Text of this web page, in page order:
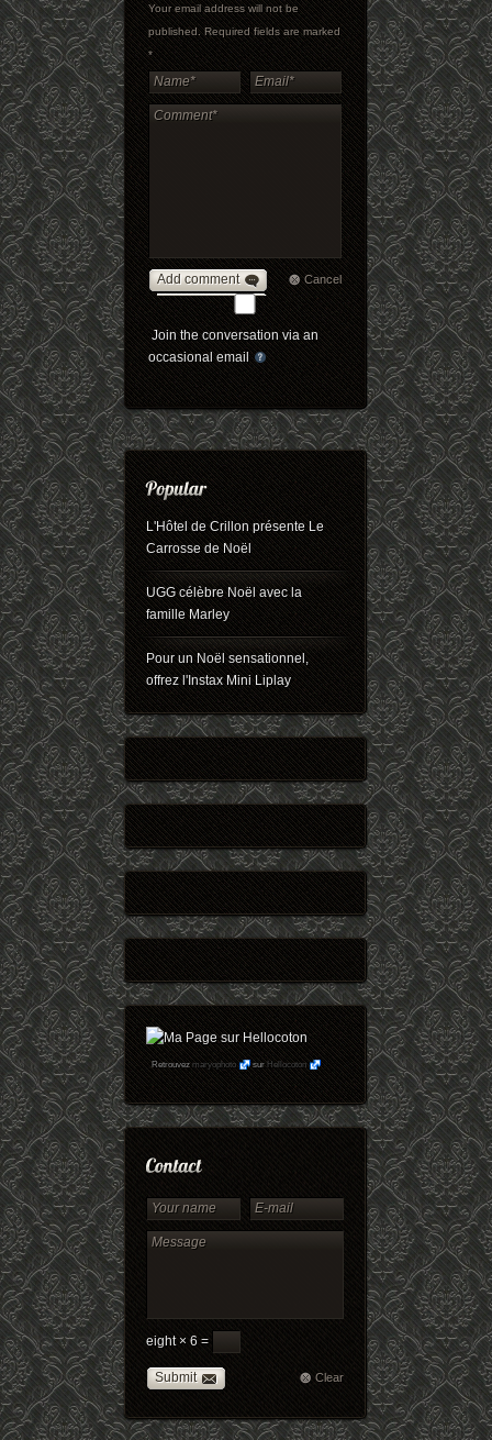
Your email address will not be
published. Required fields are marked
*
Add comment Cancel
Join the conversation via an
occasional email
L'Hôtel de Crillon présente Le
Carrosse de Noël
UGG célèbre Noël avec la
famille Marley
Pour un Noël sensationnel,
offrez l'Instax Mini Liplay
Retrouvezmaryophoto surHellocoton
eight × 6 =
Submit Clear